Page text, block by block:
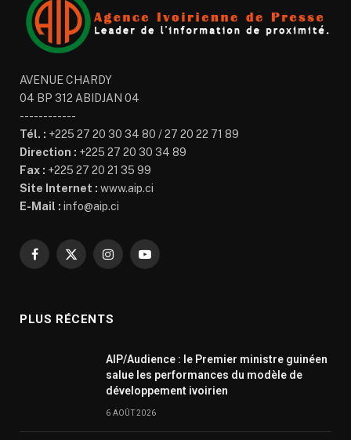
AVENUE CHARDY
04 BP 312 ABIDJAN 04
------------
Tél. : +225 27 20 30 34 80 / 27 20 22 71 89
Direction : +225 27 20 30 34 89
Fax : +225 27 20 21 35 99
Site Internet : www.aip.ci
E-Mail : info@aip.ci
Facebook
X
InstagramYouTube
PLUS RÉCENTS
AIP/Audience : le Premier ministre guinéen
salue les performances du modèle de
développement ivoirien
6 AOÛT 2026